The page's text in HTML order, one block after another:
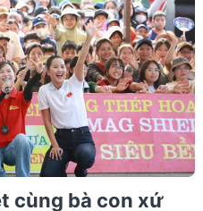
cùng bà con xứ